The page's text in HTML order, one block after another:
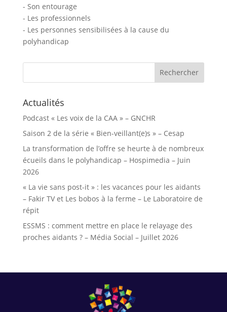
- Son entourage
- Les professionnels
- Les personnes sensibilisées à la cause du
polyhandicap
Rechercher :
Actualités
Podcast « Les voix de la CAA » – GNCHR
Saison 2 de la série « Bien-veillant(e)s » – Cesap
La transformation de l’offre se heurte à de nombreux
écueils dans le polyhandicap – Hospimedia – Juin
2026
« La vie sans post-it » : les vacances pour les aidants
– Fakir TV et Les bobos à la ferme – Le Laboratoire de
répit
ESSMS : comment mettre en place le relayage des
proches aidants ? – Média Social – Juillet 2026